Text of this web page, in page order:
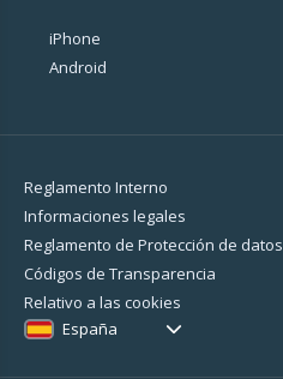
iPhone
Android
Reglamento Interno
Informaciones legales
Reglamento de Protección de datos
Códigos de Transparencia
Relativo a las cookies
España